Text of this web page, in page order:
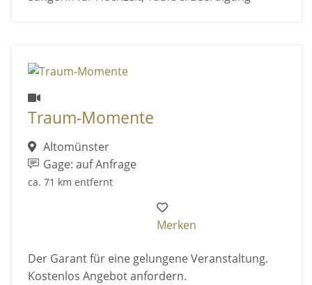
Traum-Momente
Altomünster
Gage: auf Anfrage
ca. 71 km entfernt
Merken
Der Garant für eine gelungene Veranstaltung.
Kostenlos Angebot anfordern.